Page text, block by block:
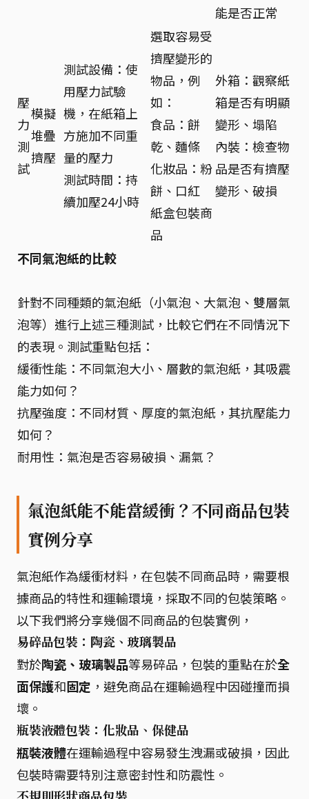
能是否正常
壓
力
測
試
模擬
堆疊
擠壓
測試設備：使
用壓力試驗
機，在紙箱上
方施加不同重
量的壓力
測試時間：持
續加壓24小時
選取容易受
擠壓變形的
物品，例
如：
食品：餅
乾、麵條
化妝品：粉
餅、口紅
紙盒包裝商
品
外箱：觀察紙
箱是否有明顯
變形、塌陷
內裝：檢查物
品是否有擠壓
變形、破損
不同氣泡紙的比較
針對不同種類的氣泡紙（小氣泡、大氣泡、雙層氣
泡等）進行上述三種測試，比較它們在不同情況下
的表現。測試重點包括：
緩衝性能：不同氣泡大小、層數的氣泡紙，其吸震
能力如何？
抗壓強度：不同材質、厚度的氣泡紙，其抗壓能力
如何？
耐用性：氣泡是否容易破損、漏氣？
氣泡紙能不能當緩衝？不同商品包裝
實例分享
氣泡紙作為緩衝材料，在包裝不同商品時，需要根
據商品的特性和運輸環境，採取不同的包裝策略。
以下我們將分享幾個不同商品的包裝實例，
易碎品包裝：陶瓷、玻璃製品
對於陶瓷、玻璃製品等易碎品，包裝的重點在於全
面保護和固定 ，避免商品在運輸過程中因碰撞而損
壞。
瓶裝液體包裝：化妝品、保健品
瓶裝液體在運輸過程中容易發生洩漏或破損，因此
包裝時需要特別注意密封性和防震性。